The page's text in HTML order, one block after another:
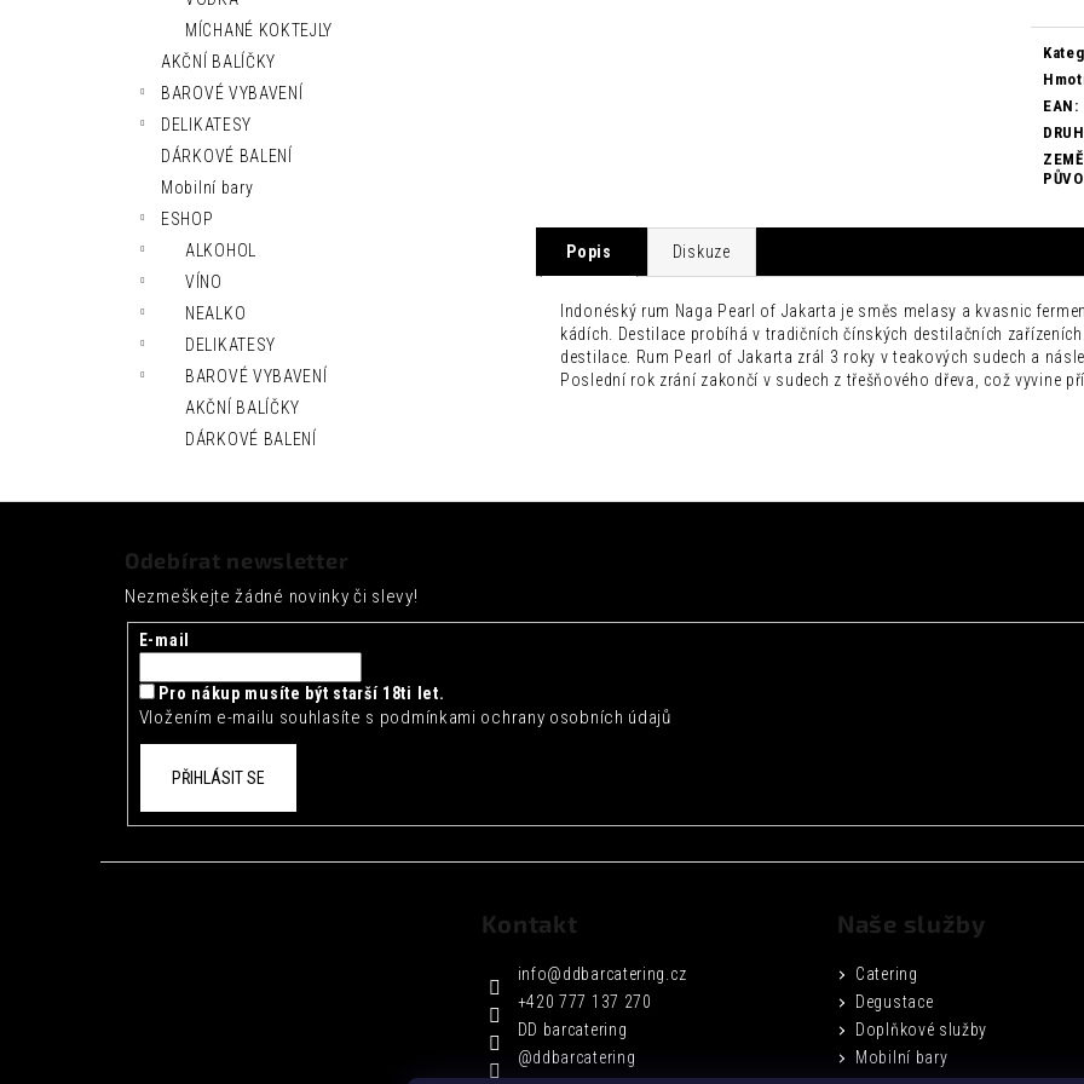
MÍCHANÉ KOKTEJLY
AKČNÍ BALÍČKY
BAROVÉ VYBAVENÍ
DELIKATESY
DÁRKOVÉ BALENÍ
Mobilní bary
ESHOP
ALKOHOL
VÍNO
NEALKO
DELIKATESY
BAROVÉ VYBAVENÍ
AKČNÍ BALÍČKY
DÁRKOVÉ BALENÍ
EAN :
DRUH
ZEMĚ
Popis Diskuze
Indonéský rum Naga Pearl of Jakarta je směs melasy a kvasnic
kádích. Destilace probíhá v tradičních čínských destilačních
destilace. Rum Pearl of Jakarta zrál 3 roky v teakových sudech a
Poslední rok zrání zakončí v sudech z třešňového dřeva, což vyvine
Odebírat newsletter
Nezmeškejte žádné novinky či slevy!
E-mail
Pro nákup musíte být starší 18ti let.
Vložením e-mailu souhlasíte s podmínkami ochrany osobních údajů
PŘIHLÁSIT SE
Kontakt
info@ddbarcatering.cz
+420 777 137 270
DD barcatering
@ddbarcatering
Naše služby
Catering
Degustace
Doplňkové služby
Mobilní bary